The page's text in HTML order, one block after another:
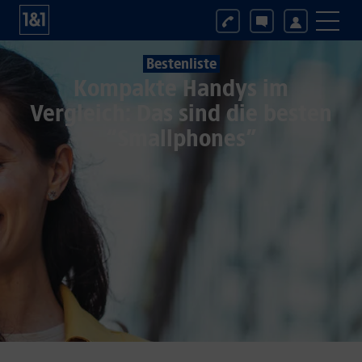
Bestenliste
Kompakte Handys im
Vergleich: Das sind die besten
“Smallphones”